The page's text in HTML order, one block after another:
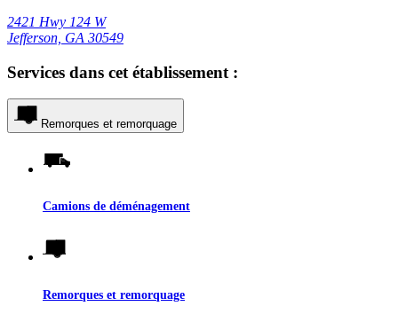
2421 Hwy 124 W
Jefferson, GA 30549
Services dans cet établissement :
Remorques et remorquage
Camions de déménagement
Remorques et remorquage